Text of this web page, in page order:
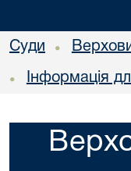
Суди •
• Інформація